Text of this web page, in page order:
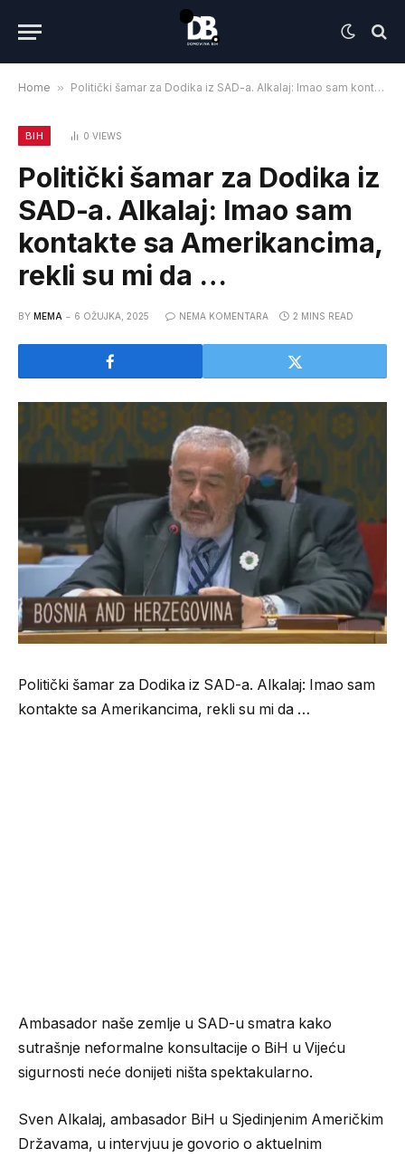
Home » Politički šamar za Dodika iz SAD-a. Alkalaj: Imao sam kontakte sa Amerikancima, rekli su mi da …
BIH 0 VIEWS
Politički šamar za Dodika iz
SAD-a. Alkalaj: Imao sam
kontakte sa Amerikancima,
rekli su mi da …
BY MEMA 6 OŽUJKA, 2025 NEMA KOMENTARA 2 MINS READ
Politički šamar za Dodika iz SAD-a. Alkalaj: Imao sam
kontakte sa Amerikancima, rekli su mi da …
Ambasador naše zemlje u SAD-u smatra kako
sutrašnje neformalne konsultacije o BiH u Vijeću
sigurnosti neće donijeti ništa spektakularno.
Sven Alkalaj, ambasador BiH u Sjedinjenim Američkim
Državama, u intervjuu je govorio o aktuelnim